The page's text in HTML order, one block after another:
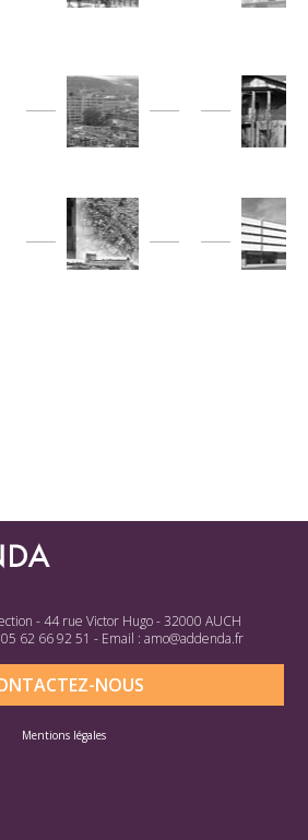
- 44 rue Victor Hugo - 32000 AUCH
62 66 92 51 - Email :amo@addenda.fr
NOUS
Mentions légales